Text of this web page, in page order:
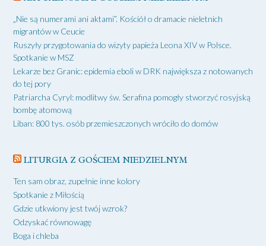
„Nie są numerami ani aktami”. Kościół o dramacie nieletnich
migrantów w Ceucie
Ruszyły przygotowania do wizyty papieża Leona XIV w Polsce.
Spotkanie w MSZ
Lekarze bez Granic: epidemia eboli w DRK największa z notowanych
do tej pory
Patriarcha Cyryl: modlitwy św. Serafina pomogły stworzyć rosyjską
bombę atomową
Liban: 800 tys. osób przemieszczonych wróciło do domów
LITURGIA Z GOŚCIEM NIEDZIELNYM
Ten sam obraz, zupełnie inne kolory
Spotkanie z Miłością
Gdzie utkwiony jest twój wzrok?
Odzyskać równowagę
Boga i chleba